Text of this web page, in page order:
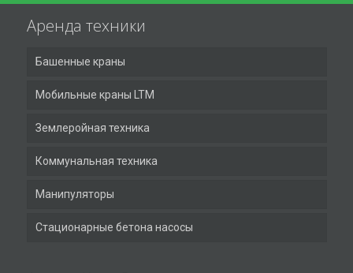
Аренда техники
Башенные краны
Мобильные краны LTM
Землеройная техника
Коммунальная техника
Манипуляторы
Стационарные бетона насосы